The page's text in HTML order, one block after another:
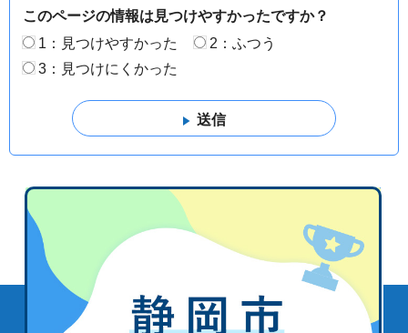
このページの情報は見つけやすかったですか？
1：見つけやすかった
2：ふつう
3：見つけにくかった